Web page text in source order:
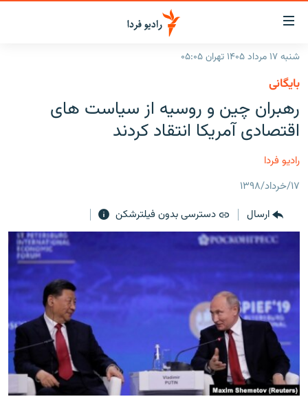
لینک‌های
قابلیت
دسترسی
بازگشت
بازگشت
منوی
اصلی
رفتن
به
صفحه
صفحه اصلی
جهان
فرکانس‌ها
پادکست
چندرسانه‌ای
گزارش‌های تصویری
گزارش‌های ویدئویی
زنان فردا
به ما بپیوندید
زبان‌های دیگر
شنبه ۱۷ مرداد ۱۴۰۵ تهران ۰۵:۰۵
بایگانی
رهبران چین و روسیه از سیاست های
اقتصادی آمریکا انتقاد کردند
رادیو فردا
۱۷/خرداد/۱۳۹۸
ارسال
دسترسی بدون فیلترشکن